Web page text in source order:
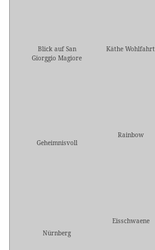
Blick auf San
Giorggio Magiore
Käthe Wohlfahrt
Geheimnisvoll
Rainbow
Nürnberg
Eisschwaene